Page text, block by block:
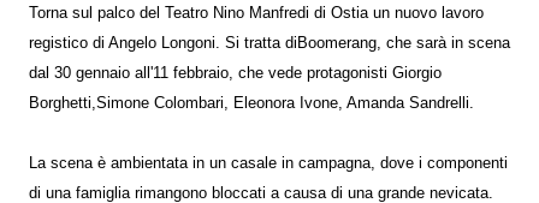
Torna sul palco del Teatro Nino Manfredi di Ostia un nuovo lavoro
registico di Angelo Longoni. Si tratta diBoomerang, che sarà in scena
dal 30 gennaio all'11 febbraio, che vede protagonisti Giorgio
Borghetti,Simone Colombari, Eleonora Ivone, Amanda Sandrelli.
La scena è ambientata in un casale in campagna, dove i componenti
di una famiglia rimangono bloccati a causa di una grande nevicata.